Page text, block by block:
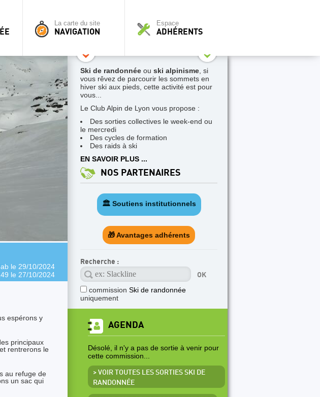
La carte du site
NAVIGATION
Espace
ADHÉRENTS
le 29/10/2024
le 27/10/2024
espérons y
principaux
rentrerons le
au refuge de
un sac qui
Ski de randonnée ou ski alpinisme , si
vous rêvez de parcourir les sommets en
hiver ski aux pieds, cette activité est pour
vous...
Le Club Alpin de Lyon vous propose :
Des sorties collectives le week-end ou
le mercredi
Des cycles de formation
Des raids à ski
EN SAVOIR PLUS ...
NOS PARTENAIRES
🏛️ Soutiens institutionnels
🎁 Avantages adhérents
Recherche :
commission Ski de randonnée
uniquement
AGENDA
Désolé, il n'y a pas de sortie à venir pour
cette commission...
> VOIR TOUTES LES SORTIES SKI DE
RANDONNÉE